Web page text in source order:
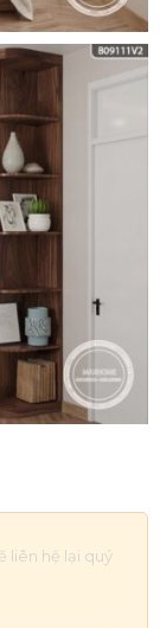
liên hệ lại quý